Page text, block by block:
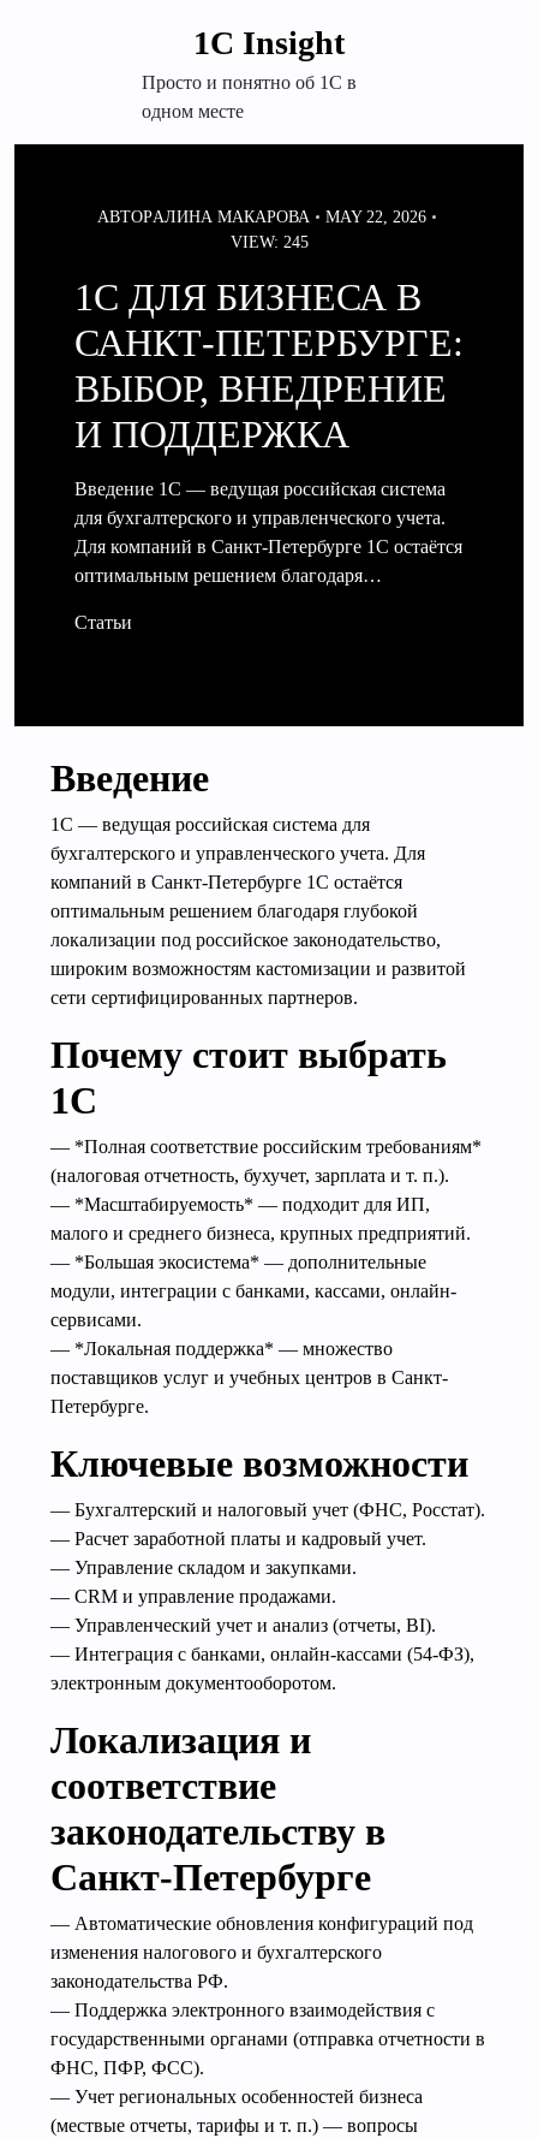
1С Insight
Просто и понятно об 1С в
одном месте
АВТОРАЛИНА МАКАРОВА
MAY 22, 2026
VIEW: 245
1С ДЛЯ БИЗНЕСА В
САНКТ-ПЕТЕРБУРГЕ:
ВЫБОР, ВНЕДРЕНИЕ
И ПОДДЕРЖКА
Введение 1С — ведущая российская система
для бухгалтерского и управленческого учета.
Для компаний в Санкт-Петербурге 1С остаётся
оптимальным решением благодаря…
Статьи
Введение
1С — ведущая российская система для
бухгалтерского и управленческого учета. Для
компаний в Санкт-Петербурге 1С остаётся
оптимальным решением благодаря глубокой
локализации под российское законодательство,
широким возможностям кастомизации и развитой
сети сертифицированных партнеров.
Почему стоит выбрать
1С
— *Полная соответствие российским требованиям*
(налоговая отчетность, бухучет, зарплата и т. п.).
— *Масштабируемость* — подходит для ИП,
малого и среднего бизнеса, крупных предприятий.
— *Большая экосистема* — дополнительные
модули, интеграции с банками, кассами, онлайн-
сервисами.
— *Локальная поддержка* — множество
поставщиков услуг и учебных центров в Санкт-
Петербурге.
Ключевые возможности
— Бухгалтерский и налоговый учет (ФНС, Росстат).
— Расчет заработной платы и кадровый учет.
— Управление складом и закупками.
— CRM и управление продажами.
— Управленческий учет и анализ (отчеты, BI).
— Интеграция с банками, онлайн-кассами (54‑ФЗ),
электронным документооборотом.
Локализация и
соответствие
законодательству в
Санкт-Петербурге
— Автоматические обновления конфигураций под
изменения налогового и бухгалтерского
законодательства РФ.
— Поддержка электронного взаимодействия с
государственными органами (отправка отчетности в
ФНС, ПФР, ФСС).
— Учет региональных особенностей бизнеса
(мествые отчеты, тарифы и т. п.) — вопросы